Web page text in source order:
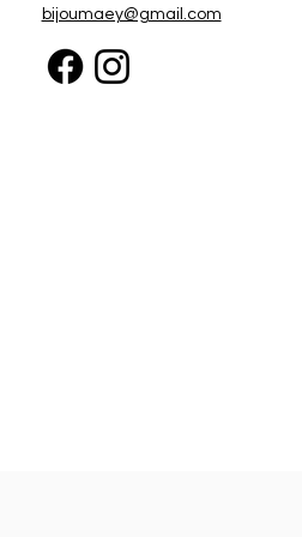
bijoumaey@gmail.com